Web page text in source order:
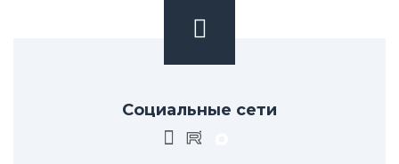
Социальные сети